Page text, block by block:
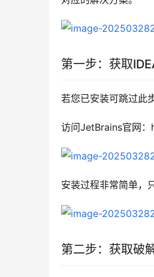
第一步：获取
若您已安装可跳过此
访问JetBrains官网
安装过程非常简单，
第二步：获取破